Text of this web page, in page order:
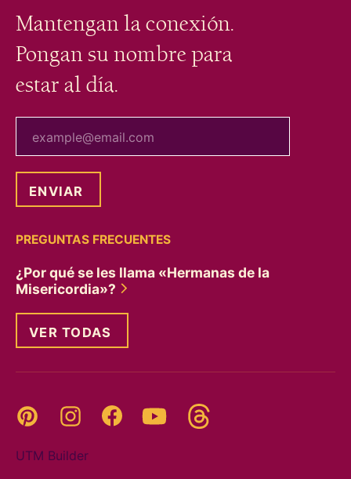
Mantengan la conexión.
Pongan su nombre para
estar al día.
PREGUNTAS FRECUENTES
¿Por qué se les llama «Hermanas de la
Misericordia»?
VER TODAS
Pinterest InstagramFacebookYouTube
UTM Builder